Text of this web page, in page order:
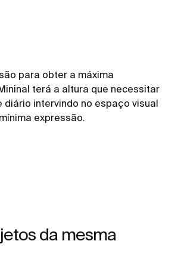
para obter a máxima
terá a altura que necessitar
diário intervindo no espaço visual
expressão.
da mesma